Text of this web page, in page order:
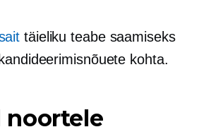
täieliku teabe saamiseks
kohta.
noortele